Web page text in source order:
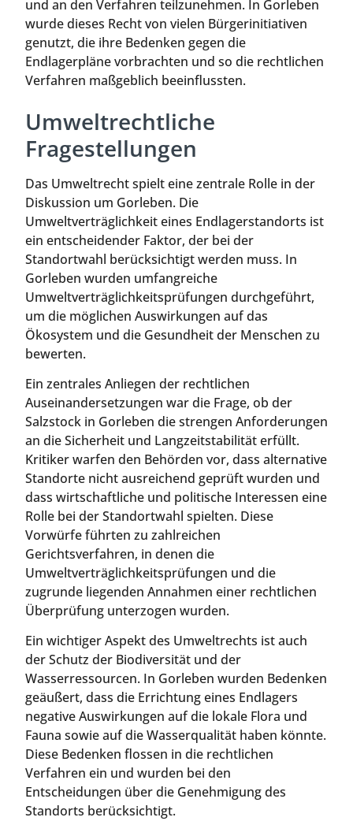
und an den Verfahren teilzunehmen. In Gorleben
wurde dieses Recht von vielen Bürgerinitiativen
genutzt, die ihre Bedenken gegen die
Endlagerpläne vorbrachten und so die rechtlichen
Verfahren maßgeblich beeinflussten.
Umweltrechtliche
Fragestellungen
Das Umweltrecht spielt eine zentrale Rolle in der
Diskussion um Gorleben. Die
Umweltverträglichkeit eines Endlagerstandorts ist
ein entscheidender Faktor, der bei der
Standortwahl berücksichtigt werden muss. In
Gorleben wurden umfangreiche
Umweltverträglichkeitsprüfungen durchgeführt,
um die möglichen Auswirkungen auf das
Ökosystem und die Gesundheit der Menschen zu
bewerten.
Ein zentrales Anliegen der rechtlichen
Auseinandersetzungen war die Frage, ob der
Salzstock in Gorleben die strengen Anforderungen
an die Sicherheit und Langzeitstabilität erfüllt.
Kritiker warfen den Behörden vor, dass alternative
Standorte nicht ausreichend geprüft wurden und
dass wirtschaftliche und politische Interessen eine
Rolle bei der Standortwahl spielten. Diese
Vorwürfe führten zu zahlreichen
Gerichtsverfahren, in denen die
Umweltverträglichkeitsprüfungen und die
zugrunde liegenden Annahmen einer rechtlichen
Überprüfung unterzogen wurden.
Ein wichtiger Aspekt des Umweltrechts ist auch
der Schutz der Biodiversität und der
Wasserressourcen. In Gorleben wurden Bedenken
geäußert, dass die Errichtung eines Endlagers
negative Auswirkungen auf die lokale Flora und
Fauna sowie auf die Wasserqualität haben könnte.
Diese Bedenken flossen in die rechtlichen
Verfahren ein und wurden bei den
Entscheidungen über die Genehmigung des
Standorts berücksichtigt.